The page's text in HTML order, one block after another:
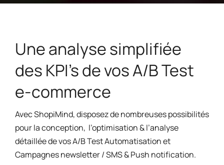
Une analyse simplifiée
des KPI's de vos A/B Test
e-commerce
Avec ShopiMind, disposez de nombreuses possibilités
pour la conception, l’optimisation & l’analyse
détaillée de vos A/B Test Automatisation et
Campagnes newsletter / SMS & Push notification.